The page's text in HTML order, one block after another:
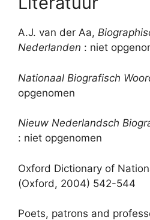
A.J. van der Aa,
Nederlanden : niet
Nationaal Biografisch
opgenomen
Nieuw Nederlandsch
: niet opgenomen
Oxford Dictionary of
(Oxford, 2004) 542-544
Poets, patrons and